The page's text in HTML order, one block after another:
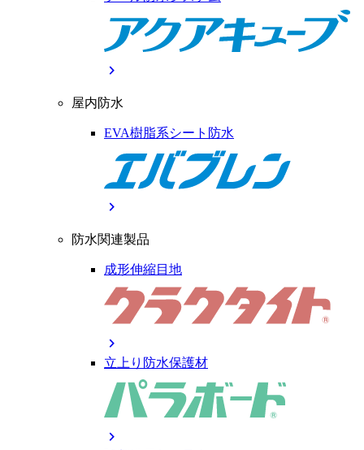
chevron_right
屋内防水
EVA樹脂系シート防水
chevron_right
防水関連製品
成形伸縮目地
chevron_right
立上り防水保護材
chevron_right